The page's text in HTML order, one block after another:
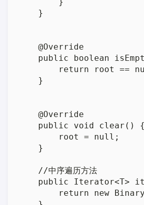
    }
    @Override
public boolean
return root ==
    }
    @Override
    public void clear() {
        root = null;
    }
    //中序遍历方法
public Iterator<T>
return new